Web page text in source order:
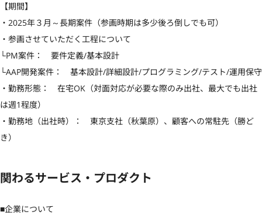
【期間】
・2025年３月～長期案件（参画時期は多少後ろ倒しでも可）
・参画させていただく工程について
└PM案件：　要件定義/基本設計
└AAP開発案件：　基本設計/詳細設計/プログラミング/テスト/運用保守
・勤務形態：　在宅OK（対面対応が必要な際のみ出社、最大でも出社
は週1程度）
・勤務地（出社時）：　東京支社（秋葉原）、顧客への常駐先（勝ど
き）
関わるサービス・プロダクト
■企業について